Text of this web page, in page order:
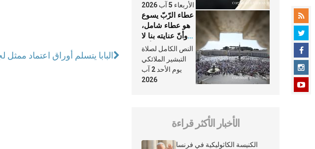
البابا يتسلم أوراق اعتماد
الأربعاء 5 آب 2026
عطاء الرّبّ يسوع
هو عطاء شامل،
وأنّ عنايته بنا لا
تغيب عنّا أبدًا
النص الكامل لصلاة
التبشير الملائكي
يوم الأحد 2 آب
2026
الأخبار الأكثر قراءة
الكنيسة الكاثوليكية في فرنسا